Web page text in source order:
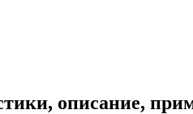
описание,